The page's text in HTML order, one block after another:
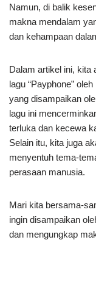
Namun, di balik
makna mendalam
dan kehampaan
Dalam artikel ini, kita
lagu “Payphone”
yang disampaikan
lagu ini
terluka dan kecewa
Selain itu, kita juga
menyentuh tema-
perasaan manusia.
Mari kita bersama-
ingin disampaikan
dan mengungkap